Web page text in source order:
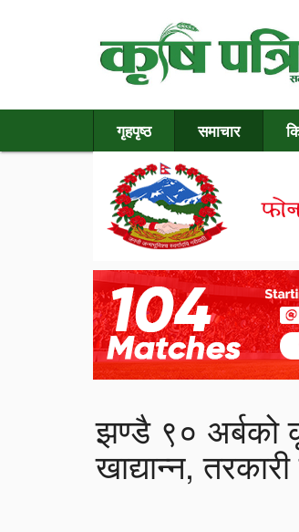
गृहपृष्ठ समाचार
झण्डै ९० अर्बको
खाद्यान्न,